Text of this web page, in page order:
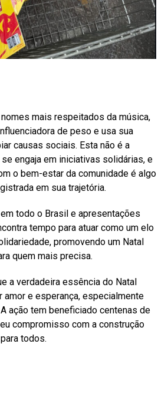
mais respeitados da música,
de peso e usa sua
causas sociais. Esta não é a
engaja em iniciativas solidárias, e
o bem-estar da comunidade é algo
em sua trajetória.
todo o Brasil e apresentações
tempo para atuar como um elo
promovendo um Natal
quem mais precisa.
a verdadeira essência do Natal
amor e esperança, especialmente
ação tem beneficiado centenas de
compromisso com a construção
todos.